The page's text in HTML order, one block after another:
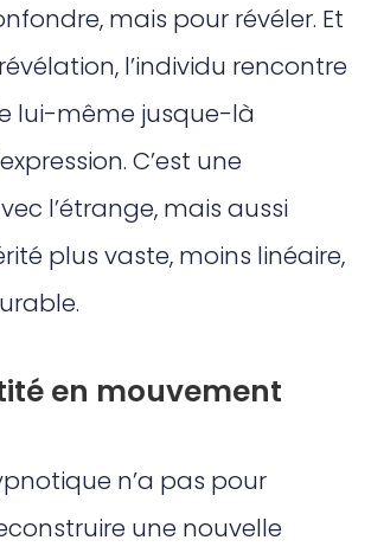
mais pour révéler. Et
l’individu rencontre
lui-même jusque-là
C’est une
l’étrange, mais aussi
plus vaste, moins linéaire,
en mouvement
n’a pas pour
une nouvelle